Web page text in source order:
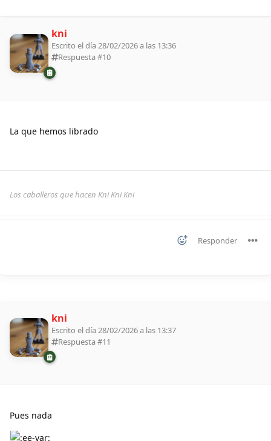
kni
Escrito el día 28/02/2026 a las 13:36
Respuesta #10
La que hemos librado
Los caballeros que hacen Kni Kni Kni
Responder
kni
Escrito el día 28/02/2026 a las 13:37
Respuesta #11
Pues nada